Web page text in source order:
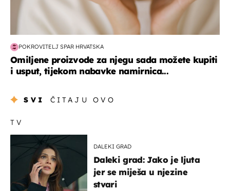
POKROVITELJ SPAR HRVATSKA
Omiljene proizvode za njegu sada možete kupiti
i usput, tijekom nabavke namirnica...
SVI ČITAJU OVO
TV
DALEKI GRAD
Daleki grad: Jako je ljuta
jer se miješa u njezine
stvari